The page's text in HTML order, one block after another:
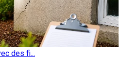
des fi...